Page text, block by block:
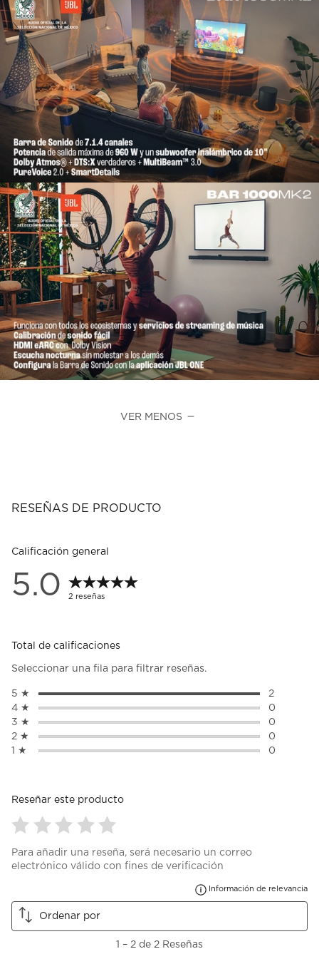
VER MENOS
RESEÑAS DE PRODUCTO
Total de calificaciones
Seleccionar una fila para filtrar reseñas.
5 ★ estrellas
2
2 reseñas
4 ★ estrellas
0
0
3 ★ estrellas
0
0
2 ★ estrellas
0
0
1 ★ estrellas
0
Calificación general
5.0 2 reseñas
Reseñar este producto
para
calificar
con
para
calificar
para
calificar
con
3
para
calificar
4
para
calificar
Esta
Para añadir una reseña, será necesario un correo
electrónico válido con fines de verificación
Información de relevancia
Ordenar por
1 – 2 de 2 Reseñas